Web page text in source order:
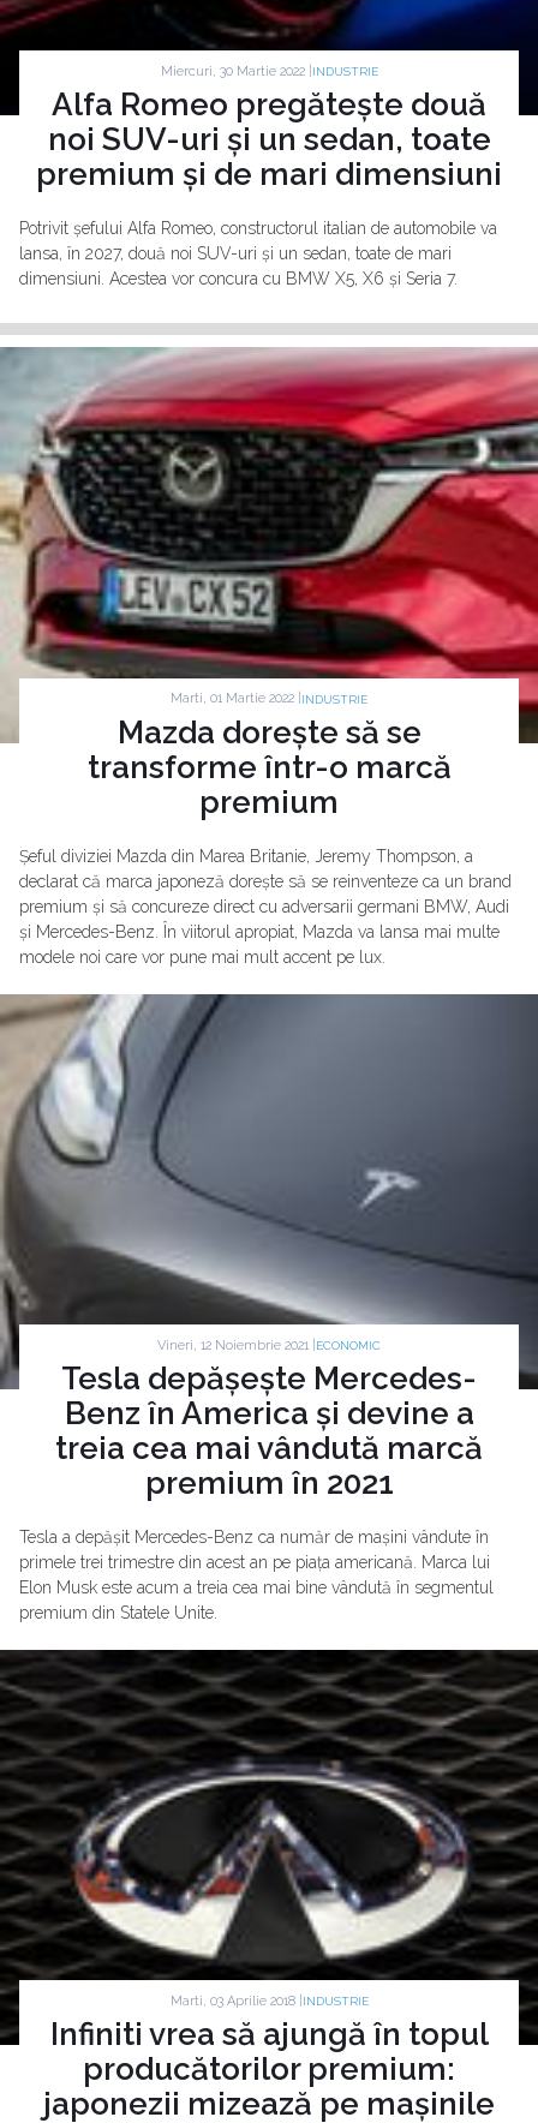
Miercuri, 30 Martie 2022 | INDUSTRIE
Alfa Romeo pregătește două
noi SUV-uri și un sedan, toate
premium și de mari dimensiuni
Potrivit șefului Alfa Romeo, constructorul italian de automobile va
lansa, în 2027, două noi SUV-uri și un sedan, toate de mari
dimensiuni. Acestea vor concura cu BMW X5, X6 și Seria 7.
Marti, 01 Martie 2022 | INDUSTRIE
Mazda dorește să se
transforme într-o marcă
premium
Șeful diviziei Mazda din Marea Britanie, Jeremy Thompson, a
declarat că marca japoneză dorește să se reinventeze ca un brand
premium și să concureze direct cu adversarii germani BMW, Audi
și Mercedes-Benz. În viitorul apropiat, Mazda va lansa mai multe
modele noi care vor pune mai mult accent pe lux.
Vineri, 12 Noiembrie 2021 | ECONOMIC
Tesla depășește Mercedes-
Benz în America și devine a
treia cea mai vândută marcă
premium în 2021
Tesla a depășit Mercedes-Benz ca număr de mașini vândute în
primele trei trimestre din acest an pe piața americană. Marca lui
Elon Musk este acum a treia cea mai bine vândută în segmentul
premium din Statele Unite.
Marti, 03 Aprilie 2018 | INDUSTRIE
Infiniti vrea să ajungă în topul
producătorilor premium:
japonezii mizează pe mașinile